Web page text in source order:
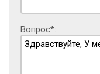
Вопрос*: